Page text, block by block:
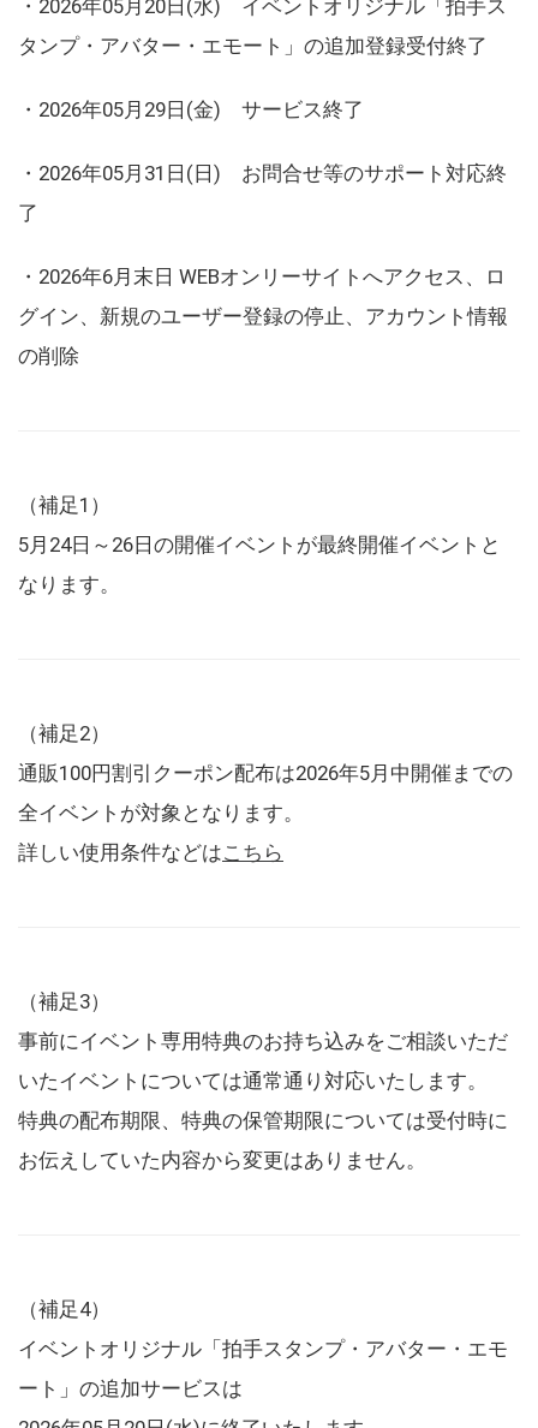
・2026年05月20日(水) イベントオリジナル「拍手ス
タンプ・アバター・エモート」の追加登録受付終了
・2026年05月29日(金) サービス終了
・2026年05月31日(日) お問合せ等のサポート対応終
了
・2026年6月末日 WEBオンリーサイトへアクセス、ロ
グイン、新規のユーザー登録の停止、アカウント情報
の削除
（補足1）
5月24日～26日の開催イベントが最終開催イベントと
なります。
（補足2）
通販100円割引クーポン配布は2026年5月中開催までの
全イベントが対象となります。
詳しい使用条件などはこちら
（補足3）
事前にイベント専用特典のお持ち込みをご相談いただ
いたイベントについては通常通り対応いたします。
特典の配布期限、特典の保管期限については受付時に
お伝えしていた内容から変更はありません。
（補足4）
イベントオリジナル「拍手スタンプ・アバター・エモ
ート」の追加サービスは